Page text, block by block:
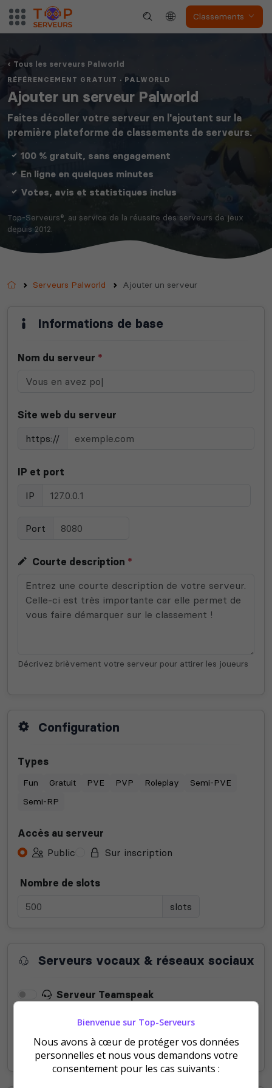
Classements
Tous les serveurs Palworld
RÉFÉRENCEMENT GRATUIT · PALWORLD
Ajouter un serveur Palworld
Faites décoller votre serveur en l'ajoutant sur la
première plateforme de classements de serveurs.
100 % gratuit, sans engagement
En ligne en quelques minutes
Votes, avis et statistiques inclus
Top-Serveurs®, au service de la réussite des serveurs de jeux
depuis 2012.
AccueilServeurs Palworld Ajouter un serveur
Informations de base
Nom du serveur *
Site web du serveur
https://
IP et port
IP
Port
Courte description *
Décrivez brièvement votre serveur pour attirer les joueurs
Configuration
Types
Fun Gratuit PVE PVP Roleplay
Semi-PVE
Semi-RP
Accès au serveur
Public
Sur inscription
Nombre de slots
slots
Serveurs vocaux & réseaux sociaux
Serveur Teamspeak
Serveur Mumble
Serveur Discord
Bienvenue sur Top-Serveurs
Nous avons à cœur de protéger vos données
personnelles et nous vous demandons votre
consentement pour les cas suivants :